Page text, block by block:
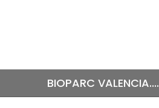
BIOPARC VALENCIA....